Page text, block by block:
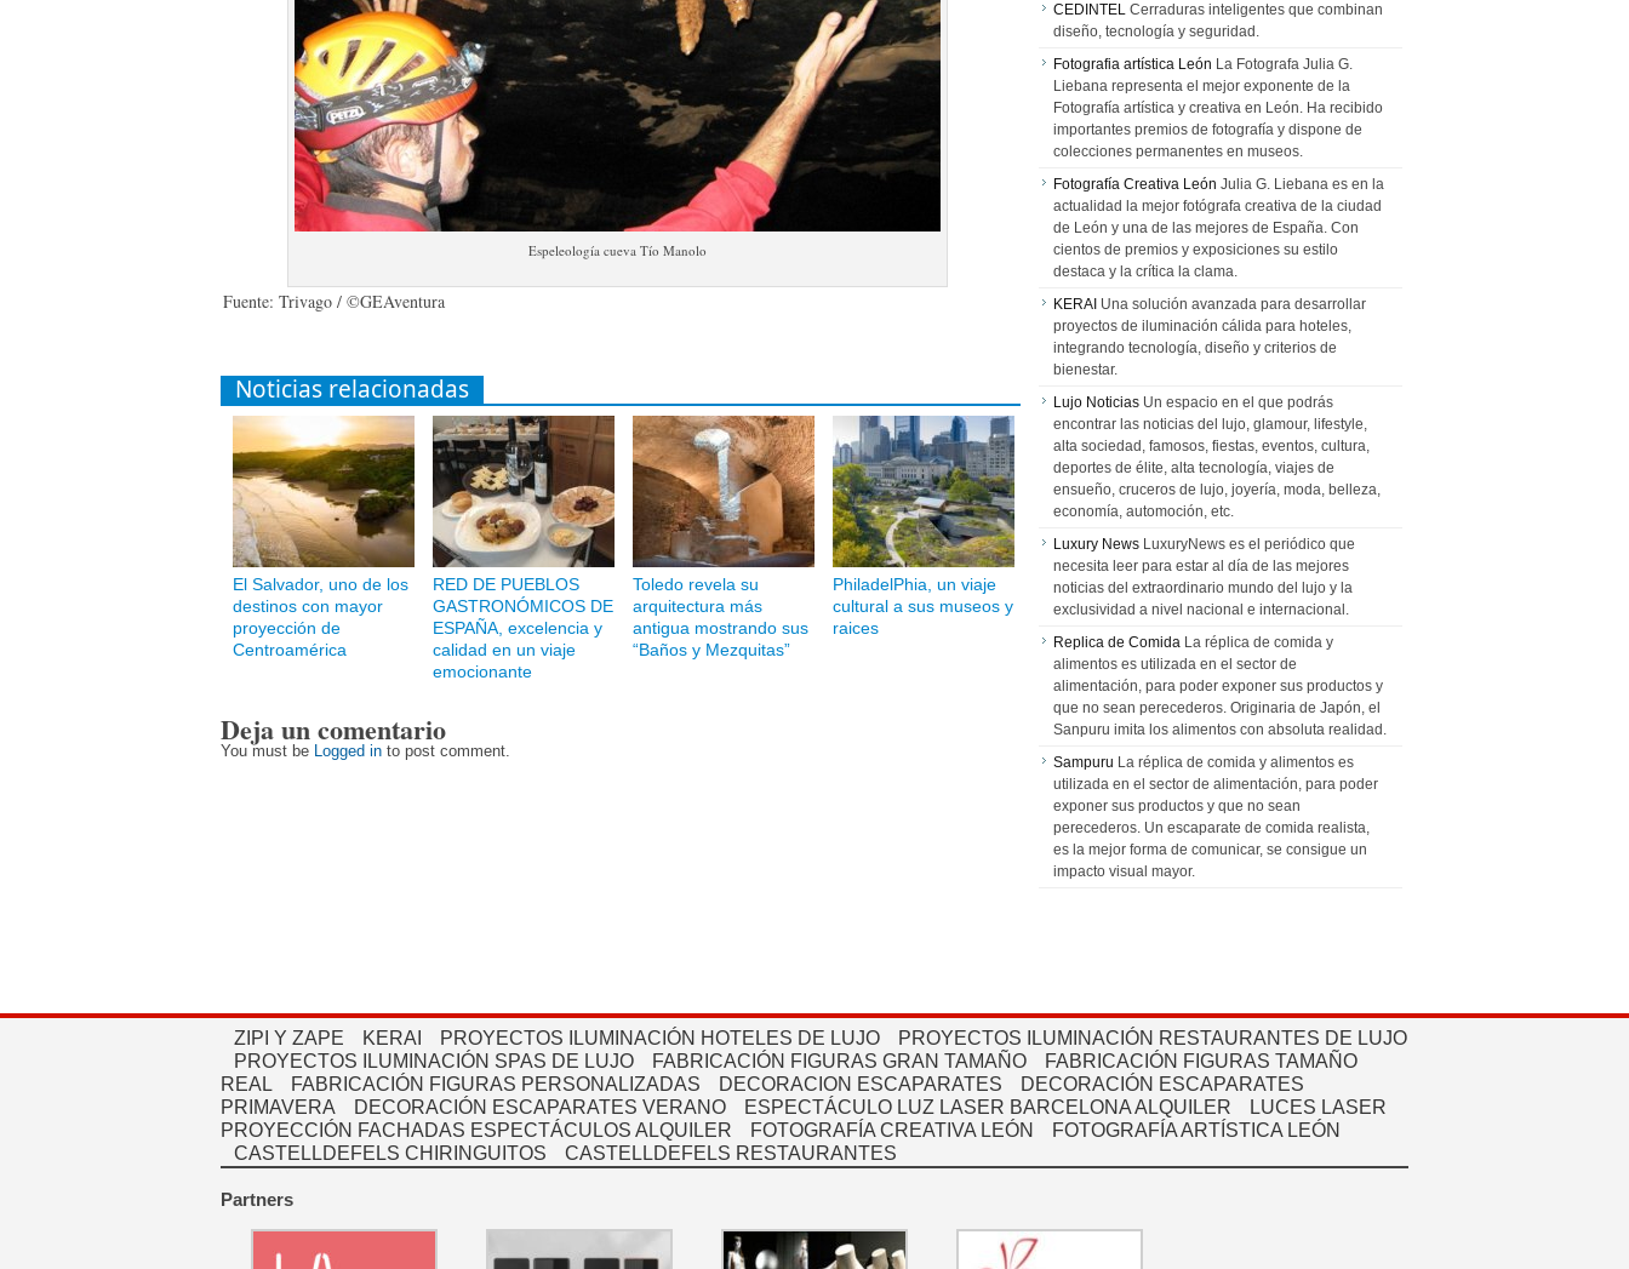
Espeleología cueva Tío Manolo
Fuente: Trivago / ©GEAventura
Noticias relacionadas
El Salvador, uno de los
destinos con mayor
proyección de
Centroamérica
RED DE PUEBLOS
GASTRONÓMICOS DE
ESPAÑA, excelencia y
calidad en un viaje
emocionante
Toledo revela su
arquitectura más
antigua mostrando sus
“Baños y Mezquitas”
PhiladelPhia, un viaje
cultural a sus museos y
raices
Deja un comentario
You must be Logged in to post comment.
CEDINTEL Cerraduras inteligentes que combinan
diseño, tecnología y seguridad.
Fotografia artística León La Fotografa Julia G.
Liebana representa el mejor exponente de la
Fotografía artística y creativa en León. Ha recibido
importantes premios de fotografía y dispone de
colecciones permanentes en museos.
Fotografía Creativa León Julia G. Liebana es en la
actualidad la mejor fotógrafa creativa de la ciudad
de León y una de las mejores de España. Con
cientos de premios y exposiciones su estilo
destaca y la crítica la clama.
KERAI Una solución avanzada para desarrollar
proyectos de iluminación cálida para hoteles,
integrando tecnología, diseño y criterios de
bienestar.
Lujo Noticias Un espacio en el que podrás
encontrar las noticias del lujo, glamour, lifestyle,
alta sociedad, famosos, fiestas, eventos, cultura,
deportes de élite, alta tecnología, viajes de
ensueño, cruceros de lujo, joyería, moda, belleza,
economía, automoción, etc.
Luxury News LuxuryNews es el periódico que
necesita leer para estar al día de las mejores
noticias del extraordinario mundo del lujo y la
exclusividad a nivel nacional e internacional.
Replica de Comida La réplica de comida y
alimentos es utilizada en el sector de
alimentación, para poder exponer sus productos y
que no sean perecederos. Originaria de Japón, el
Sanpuru imita los alimentos con absoluta realidad.
Sampuru La réplica de comida y alimentos es
utilizada en el sector de alimentación, para poder
exponer sus productos y que no sean
perecederos. Un escaparate de comida realista,
es la mejor forma de comunicar, se consigue un
impacto visual mayor.
ZIPI Y ZAPE KERAI PROYECTOS ILUMINACIÓN HOTELES DE LUJO
PROYECTOS ILUMINACIÓN RESTAURANTES DE LUJO
PROYECTOS ILUMINACIÓN SPAS DE LUJO
FABRICACIÓN FIGURAS GRAN TAMAÑO
FABRICACIÓN FIGURAS TAMAÑO
REAL
FABRICACIÓN FIGURAS PERSONALIZADAS DECORACION ESCAPARATES
DECORACIÓN ESCAPARATES
PRIMAVERA
DECORACIÓN ESCAPARATES VERANO ESPECTÁCULO LUZ LASER BARCELONA ALQUILER
LUCES LASER
PROYECCIÓN FACHADAS ESPECTÁCULOS ALQUILER
FOTOGRAFÍA CREATIVA LEÓN
FOTOGRAFÍA ARTÍSTICA LEÓN
CASTELLDEFELS CHIRINGUITOS
CASTELLDEFELS RESTAURANTES
Partners